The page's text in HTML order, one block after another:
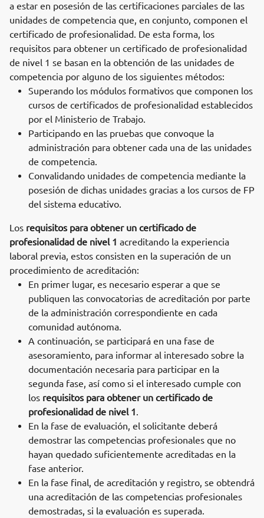
a estar en posesión de las certificaciones parciales de las
unidades de competencia que, en conjunto, componen el
certificado de profesionalidad. De esta forma, los
requisitos para obtener un certificado de profesionalidad
de nivel 1 se basan en la obtención de las unidades de
competencia por alguno de los siguientes métodos:
Superando los módulos formativos que componen los
cursos de certificados de profesionalidad establecidos
por el Ministerio de Trabajo.
Participando en las pruebas que convoque la
administración para obtener cada una de las unidades
de competencia.
Convalidando unidades de competencia mediante la
posesión de dichas unidades gracias a los cursos de FP
del sistema educativo.
Los requisitos para obtener un certificado de
profesionalidad de nivel 1 acreditando la experiencia
laboral previa, estos consisten en la superación de un
procedimiento de acreditación:
En primer lugar, es necesario esperar a que se
publiquen las convocatorias de acreditación por parte
de la administración correspondiente en cada
comunidad autónoma.
A continuación, se participará en una fase de
asesoramiento, para informar al interesado sobre la
documentación necesaria para participar en la
segunda fase, así como si el interesado cumple con
los requisitos para obtener un certificado de
profesionalidad de nivel 1.
En la fase de evaluación, el solicitante deberá
demostrar las competencias profesionales que no
hayan quedado suficientemente acreditadas en la
fase anterior.
En la fase final, de acreditación y registro, se obtendrá
una acreditación de las competencias profesionales
demostradas, si la evaluación es superada.